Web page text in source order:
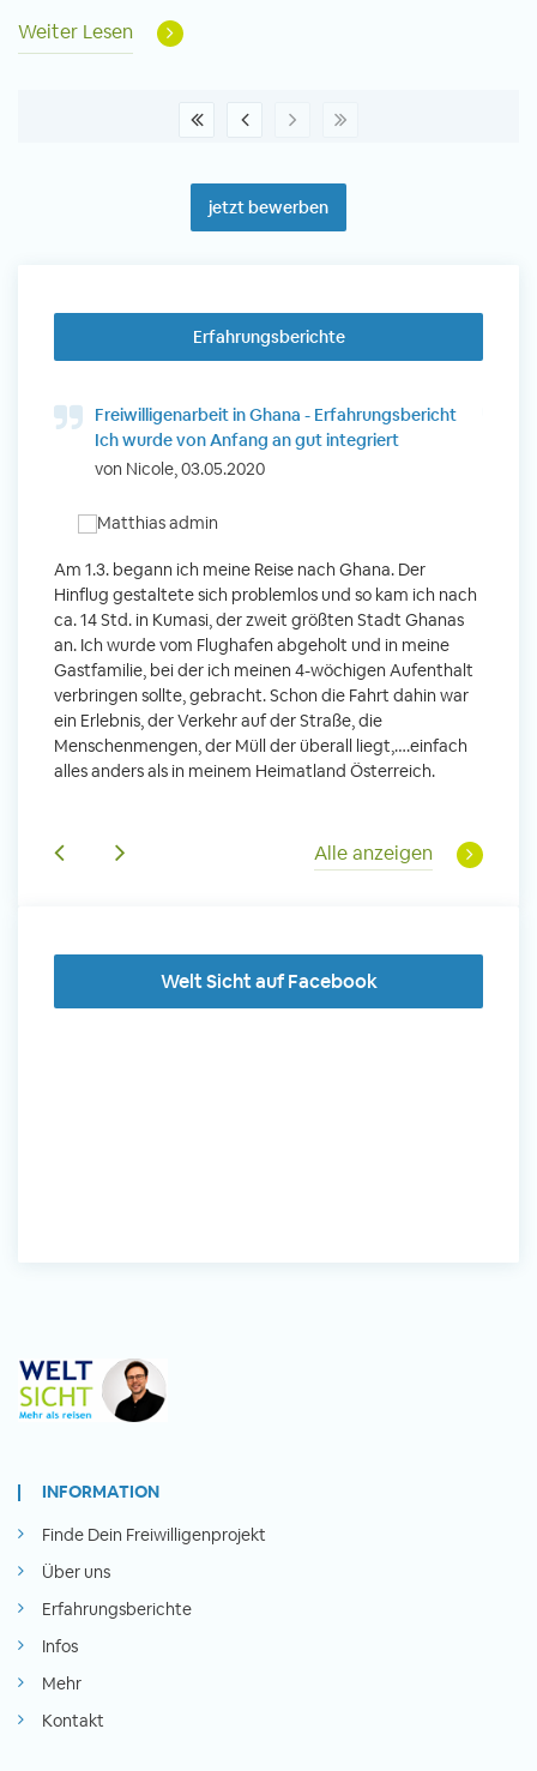
Weiter Lesen
jetzt bewerben
Erfahrungsberichte
Freiwilligenarbeit in Ghana - Erfahrungsbericht
Ich wurde von Anfang an gut integriert
von Nicole, 03.05.2020
Am 1.3. begann ich meine Reise nach Ghana. Der
Hinflug gestaltete sich problemlos und so kam ich nach
ca. 14 Std. in Kumasi, der zweit größten Stadt Ghanas
an. Ich wurde vom Flughafen abgeholt und in meine
Gastfamilie, bei der ich meinen 4-wöchigen Aufenthalt
verbringen sollte, gebracht. Schon die Fahrt dahin war
ein Erlebnis, der Verkehr auf der Straße, die
Menschenmengen, der Müll der überall liegt,….einfach
alles anders als in meinem Heimatland Österreich.
Alle anzeigen
Welt Sicht auf Facebook
INFORMATION
Finde Dein Freiwilligenprojekt
Über uns
Erfahrungsberichte
Infos
Mehr
Kontakt